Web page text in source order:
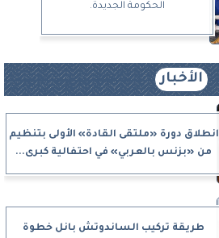
الحكومة الجديدة.
الأخبار
انطلاق دورة «ملتقى القادة» الأولى بتنظيم
من «بزنس بالعربي» في احتفالية كبرى...
طريقة تركيب الساندوتش بانل خطوة